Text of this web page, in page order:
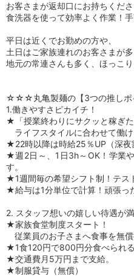
お客さまが返却口にお持ちくだ
食洗器を使って効率よく作業！
平日は近くでお勤めの方や、
土日はご家族連れのお客さまが
地元の常連さんも多く、ほっこり
☆☆☆丸亀製麺の【3つの推しポ
1.働きやすさピカイチ！
★「授業終わりにサクッと稼ぎ
ライフスタイルに合わせて働
★22時以降は時給25％UP（深夜
★週2日～、1日3h～OK！学業
す。
★1週間毎の希望シフト制！テス
★給与は1分単位で計算！頑張っ
2. スタッフ想いの嬉しい待遇が満
★家族食堂制度スタート！
従業員のお子さまへ食事を無償
★1食120円で800円分食べられる
★交通費月5万円まで支給。
★制服貸与（無償）